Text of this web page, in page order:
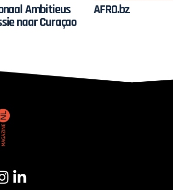
Ambitieus
naar Curaçao
AFRO.bz